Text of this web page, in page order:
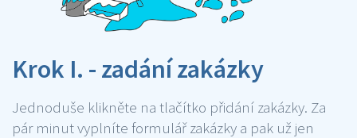
Krok I. - zadání zakázky
Jednoduše klikněte na tlačítko přidání zakázky. Za
pár minut vyplníte formulář zakázky a pak už jen